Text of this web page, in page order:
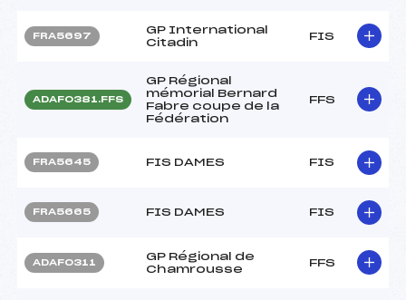
FRA5697
GP International
Citadin
FIS
ADAF0381.FFS
GP Régional
mémorial Bernard
Fabre coupe de la
Fédération
FFS
FRA5645 FIS DAMES FIS
FRA5665 FIS DAMES FIS
ADAF0311
GP Régional de
Chamrousse
FFS